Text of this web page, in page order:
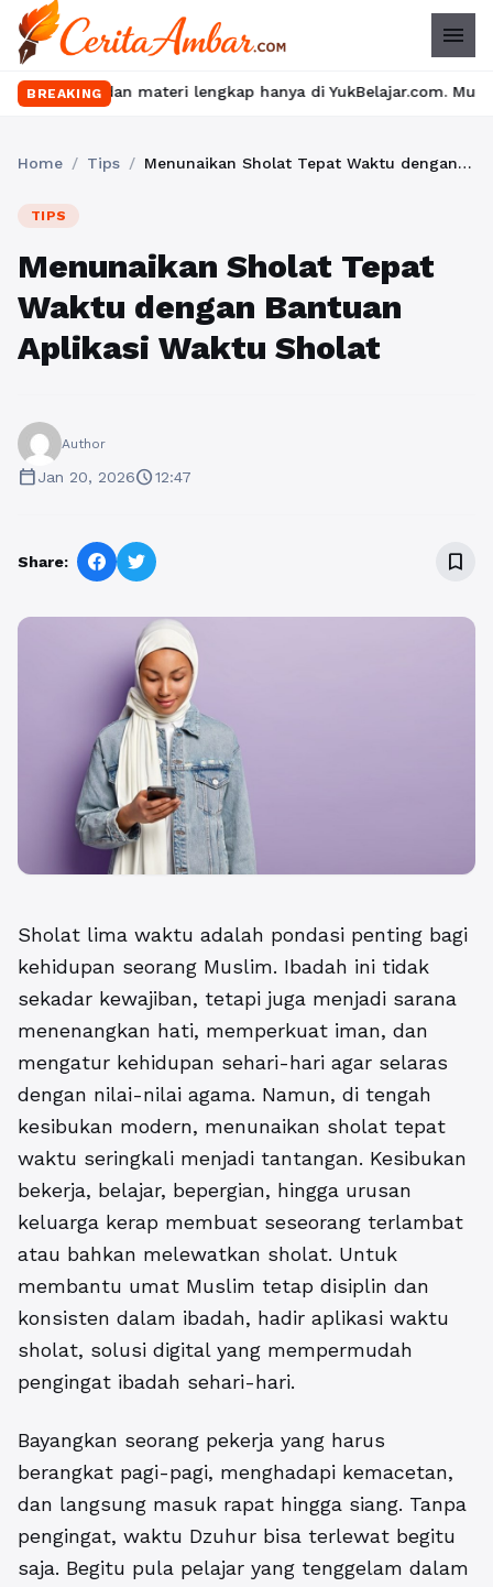
menu
BREAKING
materi lengkap hanya di YukBelajar.com. Mulai langkah
Home / Tips / Menunaikan Sholat Tepat Waktu dengan Bantuan Aplikasi Waktu Sholat
TIPS
Menunaikan Sholat Tepat
Waktu dengan Bantuan
Aplikasi Waktu Sholat
Author
calendar_todayJan 20, 2026schedule12:47
Share: bookmark_border
Sholat lima waktu adalah pondasi penting bagi
kehidupan seorang Muslim. Ibadah ini tidak
sekadar kewajiban, tetapi juga menjadi sarana
menenangkan hati, memperkuat iman, dan
mengatur kehidupan sehari-hari agar selaras
dengan nilai-nilai agama. Namun, di tengah
kesibukan modern, menunaikan sholat tepat
waktu seringkali menjadi tantangan. Kesibukan
bekerja, belajar, bepergian, hingga urusan
keluarga kerap membuat seseorang terlambat
atau bahkan melewatkan sholat. Untuk
membantu umat Muslim tetap disiplin dan
konsisten dalam ibadah, hadir aplikasi waktu
sholat, solusi digital yang mempermudah
pengingat ibadah sehari-hari.
Bayangkan seorang pekerja yang harus
berangkat pagi-pagi, menghadapi kemacetan,
dan langsung masuk rapat hingga siang. Tanpa
pengingat, waktu Dzuhur bisa terlewat begitu
saja. Begitu pula pelajar yang tenggelam dalam